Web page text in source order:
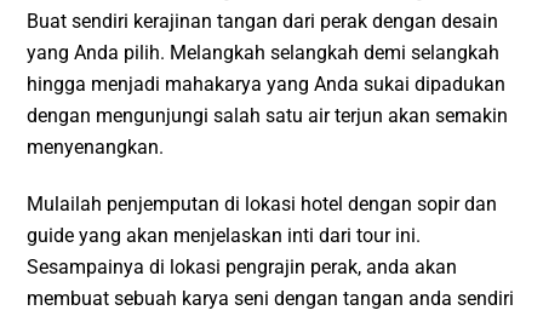
Buat sendiri kerajinan tangan dari perak dengan desain
yang Anda pilih. Melangkah selangkah demi selangkah
hingga menjadi mahakarya yang Anda sukai dipadukan
dengan mengunjungi salah satu air terjun akan semakin
menyenangkan.
Mulailah penjemputan di lokasi hotel dengan sopir dan
guide yang akan menjelaskan inti dari tour ini.
Sesampainya di lokasi pengrajin perak, anda akan
membuat sebuah karya seni dengan tangan anda sendiri